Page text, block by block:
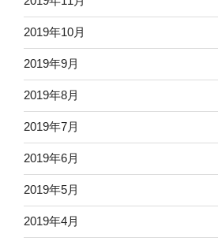
2019年10月
2019年9月
2019年8月
2019年7月
2019年6月
2019年5月
2019年4月